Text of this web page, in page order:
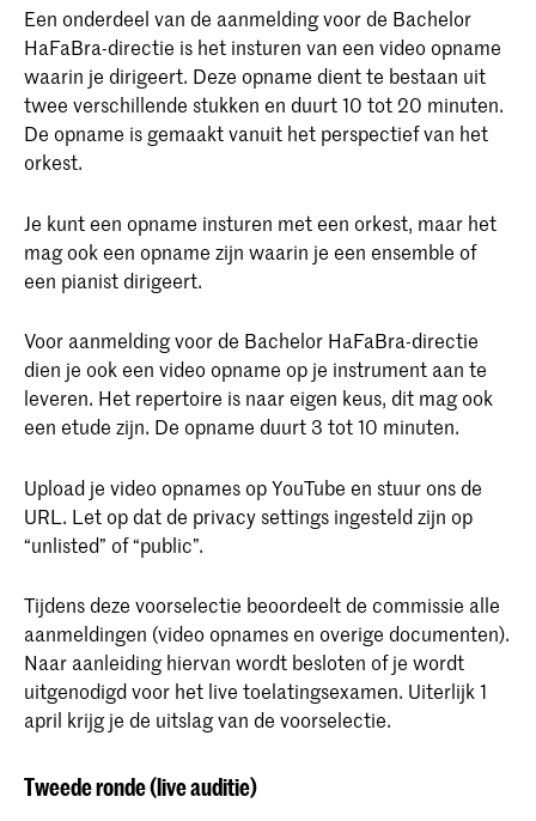
Een onderdeel van de aanmelding voor de Bachelor
HaFaBra-directie is het insturen van een video opname
waarin je dirigeert. Deze opname dient te bestaan uit
twee verschillende stukken en duurt 10 tot 20 minuten.
De opname is gemaakt vanuit het perspectief van het
orkest.
Je kunt een opname insturen met een orkest, maar het
mag ook een opname zijn waarin je een ensemble of
een pianist dirigeert.
Voor aanmelding voor de Bachelor HaFaBra-directie
dien je ook een video opname op je instrument aan te
leveren. Het repertoire is naar eigen keus, dit mag ook
een etude zijn. De opname duurt 3 tot 10 minuten.
Upload je video opnames op YouTube en stuur ons de
URL. Let op dat de privacy settings ingesteld zijn op
“unlisted” of “public”.
Tijdens deze voorselectie beoordeelt de commissie alle
aanmeldingen (video opnames en overige documenten).
Naar aanleiding hiervan wordt besloten of je wordt
uitgenodigd voor het live toelatingsexamen. Uiterlijk 1
april krijg je de uitslag van de voorselectie.
Tweede ronde (live auditie)